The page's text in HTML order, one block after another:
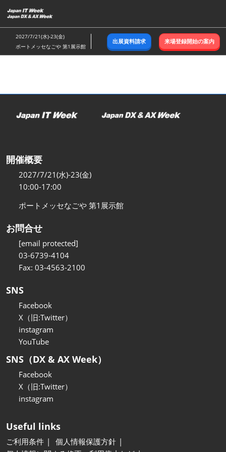
キ
ッ
し
む
2027/7/21(水)-23(金)
ポートメッセなごや 第1展示館
出展資料請求 来場登録開始の案内
開催概要
2027/7/21(水)-23(金)
10:00-17:00
ポートメッセなごや 第1展示館
お問合せ
[email protected]
03-6739-4104
Fax: 03-4563-2100
SNS
Facebook
X（旧:Twitter）
instagram
YouTube
SNS（DX & AX Week）
Facebook
X（旧:Twitter）
instagram
Useful links
ご利用条件
個人情報保護方針